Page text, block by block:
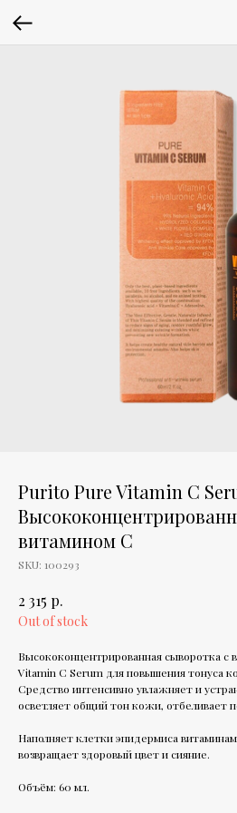
Purito Pure Vitamin C
витамином С
SKU: 100293
2 315 р.
Out of stock
Высококонцентрированная сыворотка с
Vitamin C Serum для повышения тонуса
Средство интенсивно увлажняет и
осветляет общий тон кожи, отбеливает
Наполняет клетки эпидермиса
возвращает здоровый цвет и сияние.
Объём: 60 мл.